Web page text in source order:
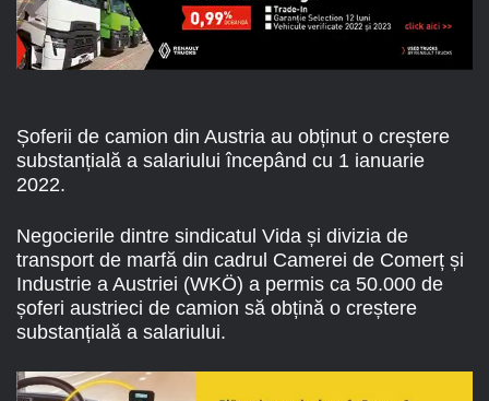
Șoferii de camion din Austria au obținut o creștere
substanțială a salariului începând cu 1 ianuarie
2022.
Negocierile dintre sindicatul Vida și divizia de
transport de marfă din cadrul Camerei de Comerț și
Industrie a Austriei (WKÖ) a permis ca 50.000 de
șoferi austrieci de camion să obțină o creștere
substanțială a salariului.